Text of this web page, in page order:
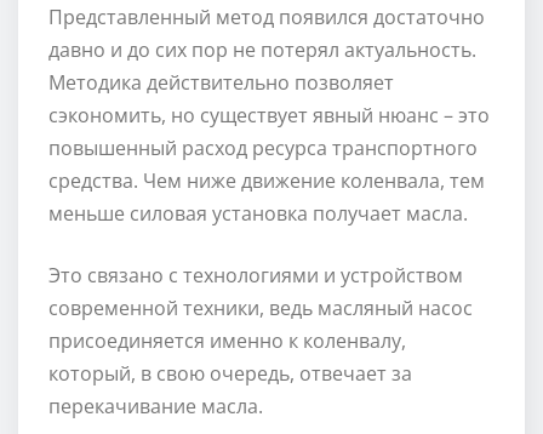
Представленный метод появился достаточно
давно и до сих пор не потерял актуальность.
Методика действительно позволяет
сэкономить, но существует явный нюанс – это
повышенный расход ресурса транспортного
средства. Чем ниже движение коленвала, тем
меньше силовая установка получает масла.
Это связано с технологиями и устройством
современной техники, ведь масляный насос
присоединяется именно к коленвалу,
который, в свою очередь, отвечает за
перекачивание масла.